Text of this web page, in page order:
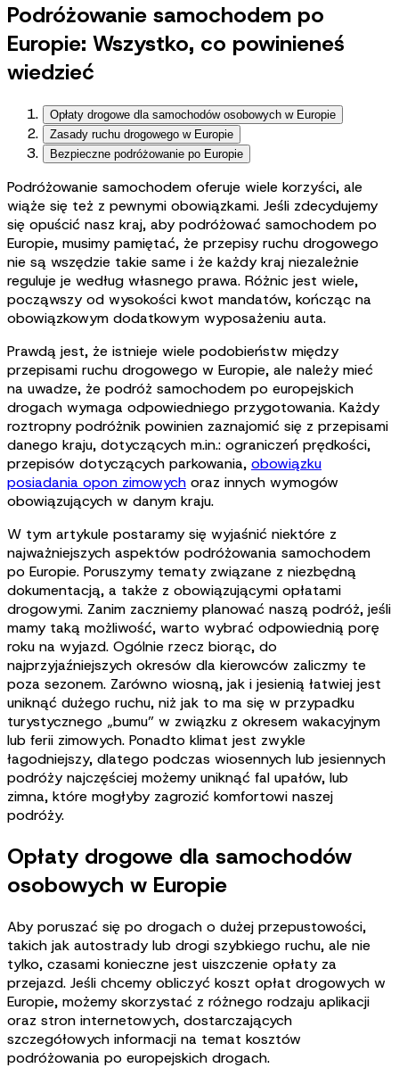
Podróżowanie samochodem po
Europie: Wszystko, co powinieneś
wiedzieć
Opłaty drogowe dla samochodów osobowych w Europie
Zasady ruchu drogowego w Europie
Bezpieczne podróżowanie po Europie
Podróżowanie samochodem oferuje wiele korzyści, ale
wiąże się też z pewnymi obowiązkami. Jeśli zdecydujemy
się opuścić nasz kraj, aby podróżować samochodem po
Europie, musimy pamiętać, że przepisy ruchu drogowego
nie są wszędzie takie same i że każdy kraj niezależnie
reguluje je według własnego prawa. Różnic jest wiele,
począwszy od wysokości kwot mandatów, kończąc na
obowiązkowym dodatkowym wyposażeniu auta.
Prawdą jest, że istnieje wiele podobieństw między
przepisami ruchu drogowego w Europie, ale należy mieć
na uwadze, że podróż samochodem po europejskich
drogach wymaga odpowiedniego przygotowania. Każdy
roztropny podróżnik powinien zaznajomić się z przepisami
danego kraju, dotyczących m.in.: ograniczeń prędkości,
przepisów dotyczących parkowania, obowiązku
posiadania opon zimowych oraz innych wymogów
obowiązujących w danym kraju.
W tym artykule postaramy się wyjaśnić niektóre z
najważniejszych aspektów podróżowania samochodem
po Europie. Poruszymy tematy związane z niezbędną
dokumentacją, a także z obowiązującymi opłatami
drogowymi. Zanim zaczniemy planować naszą podróż, jeśli
mamy taką możliwość, warto wybrać odpowiednią porę
roku na wyjazd. Ogólnie rzecz biorąc, do
najprzyjaźniejszych okresów dla kierowców zaliczmy te
poza sezonem. Zarówno wiosną, jak i jesienią łatwiej jest
uniknąć dużego ruchu, niż jak to ma się w przypadku
turystycznego „bumu” w związku z okresem wakacyjnym
lub ferii zimowych. Ponadto klimat jest zwykle
łagodniejszy, dlatego podczas wiosennych lub jesiennych
podróży najczęściej możemy uniknąć fal upałów, lub
zimna, które mogłyby zagrozić komfortowi naszej
podróży.
Opłaty drogowe dla samochodów
osobowych w Europie
Aby poruszać się po drogach o dużej przepustowości,
takich jak autostrady lub drogi szybkiego ruchu, ale nie
tylko, czasami konieczne jest uiszczenie opłaty za
przejazd. Jeśli chcemy obliczyć koszt opłat drogowych w
Europie, możemy skorzystać z różnego rodzaju aplikacji
oraz stron internetowych, dostarczających
szczegółowych informacji na temat kosztów
podróżowania po europejskich drogach.